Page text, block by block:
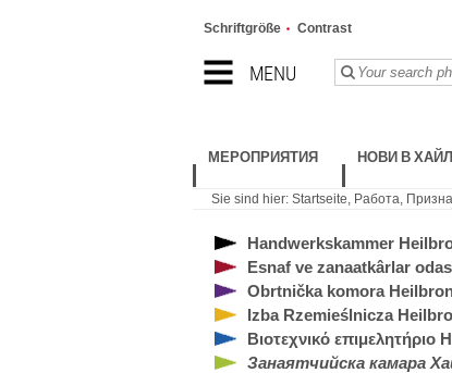
MENU
Schriftgröße Contrast
МЕРОПРИЯТИЯ НОВИ В
Sie sind hier: Startseite, Работа,
Handwerkskammer
Esnaf ve zanaatkârlar
Obrtnička komora
Izba Rzemieślnicza
Βιοτεχνικό
Занаятчийска камара